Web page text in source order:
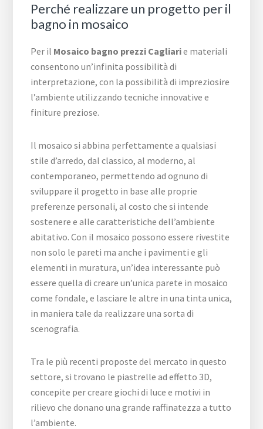
Perché realizzare un progetto per il
bagno in mosaico
Per il Mosaico bagno prezzi Cagliarie materiali
consentono un’infinita possibilità di
interpretazione, con la possibilità di impreziosire
l’ambiente utilizzando tecniche innovative e
finiture preziose.
Il mosaico si abbina perfettamente a qualsiasi
stile d’arredo, dal classico, al moderno, al
contemporaneo, permettendo ad ognuno di
sviluppare il progetto in base alle proprie
preferenze personali, al costo che si intende
sostenere e alle caratteristiche dell’ambiente
abitativo. Con il mosaico possono essere rivestite
non solo le pareti ma anche i pavimenti e gli
elementi in muratura, un’idea interessante può
essere quella di creare un’unica parete in mosaico
come fondale, e lasciare le altre in una tinta unica,
in maniera tale da realizzare una sorta di
scenografia.
Tra le più recenti proposte del mercato in questo
settore, si trovano le piastrelle ad effetto 3D,
concepite per creare giochi di luce e motivi in
rilievo che donano una grande raffinatezza a tutto
l’ambiente.